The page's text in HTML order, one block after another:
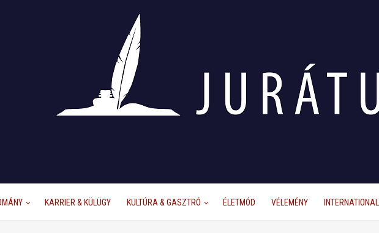
KARRIER & KÜLÜGY KULTÚRA & GASZTRÓ ÉLETMÓD VÉLEMÉNY INTERNATIONAL